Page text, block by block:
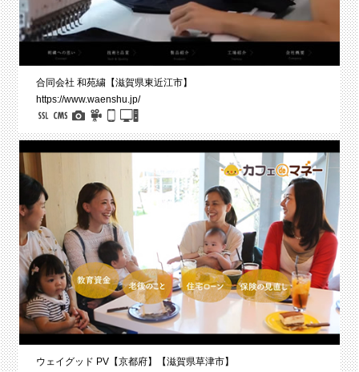
合同会社 和苑繍【滋賀県東近江市】
https://www.waenshu.jp/
ウェイグッド PV【京都府】【滋賀県草津市】